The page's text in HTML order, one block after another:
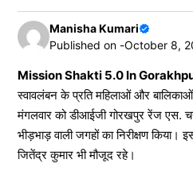
Manisha Kumari
Published on -October 8,
Mission Shakti 5.0 In
स्वावलंबन के प्रति महिलाओं और
मंगलवार को डीआईजी गोरखपुर रेंज एस.
भीड़भाड़ वाली जगहों का निरीक्षण
जितेंद्र कुमार भी मौजूद रहे।